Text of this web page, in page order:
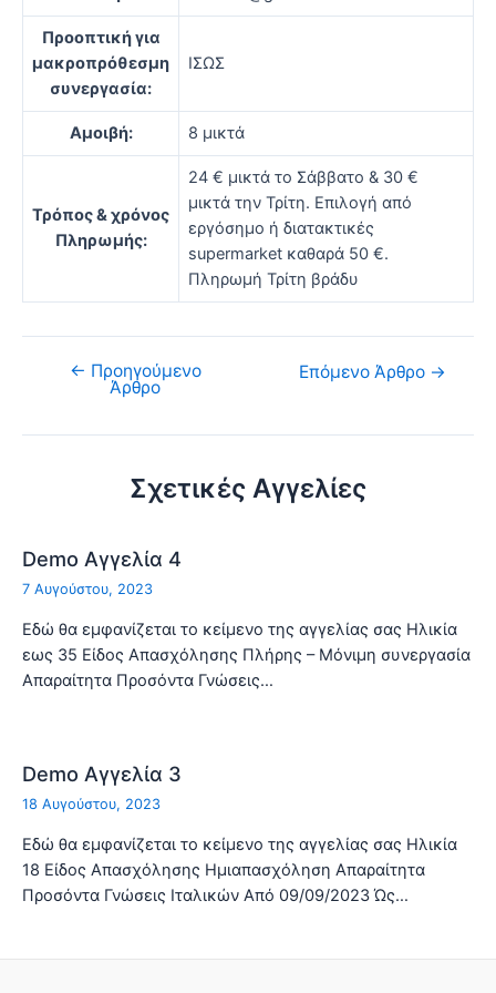
Προοπτική για
μακροπρόθεσμη
συνεργασία:
ΙΣΩΣ
Αμοιβή: 8 μικτά
Τρόπος & χρόνος
Πληρωμής:
24 € μικτά το Σάββατο & 30 €
μικτά την Τρίτη. Επιλογή από
εργόσημο ή διατακτικές
supermarket καθαρά 50 €.
Πληρωμή Τρίτη βράδυ
← Προηγούμενο
Άρθρο
Επόμενο Άρθρο →
Σχετικές Αγγελίες
Demo Αγγελία 4
7 Αυγούστου, 2023
Εδώ θα εμφανίζεται το κείμενο της αγγελίας σας Ηλικία
εως 35 Είδος Απασχόλησης Πλήρης – Μόνιμη συνεργασία
Απαραίτητα Προσόντα Γνώσεις…
Demo Αγγελία 3
18 Αυγούστου, 2023
Εδώ θα εμφανίζεται το κείμενο της αγγελίας σας Ηλικία
18 Είδος Απασχόλησης Ημιαπασχόληση Απαραίτητα
Προσόντα Γνώσεις Ιταλικών Από 09/09/2023 Ώς…